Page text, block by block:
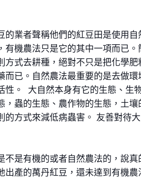
的業者聲稱他們的紅豆田是使用
有機農法只是它的其中一項而已
方式去耕種，絕對不只是把化學
而已。自然農法最重要的是去做
性。  大自然本身有它的生態、生
，蟲的生態、農作物的生態，土
的方式來減低病蟲害。 友善對待
不是有機的或者自然農法的，說
出產的萬丹紅豆，還未達到有機